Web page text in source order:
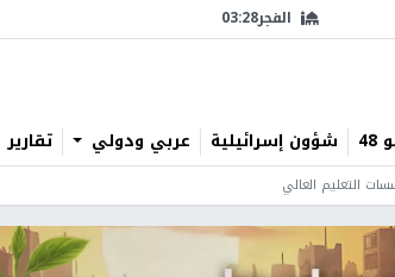
الفجر03:28
شؤون إسرائيلية عربي ودولي تقارير
التعليم العالي